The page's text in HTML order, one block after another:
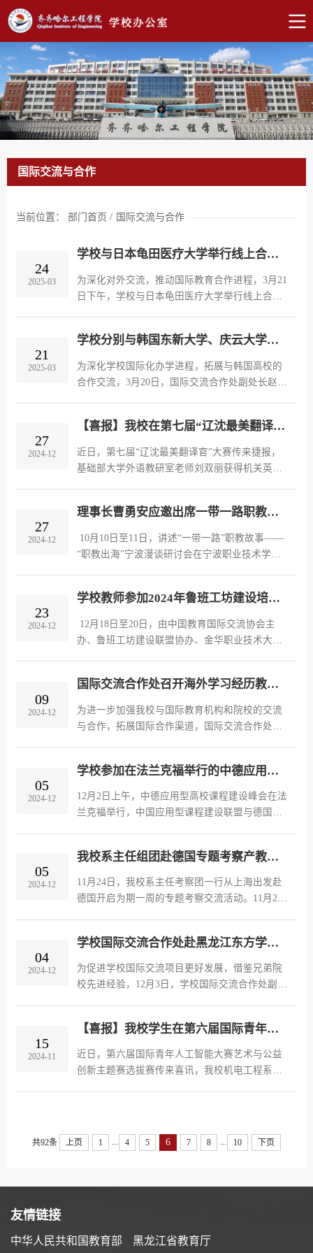
国际交流与合作
当前位置： 部门首页 / 国际交流与合作
24
2025-03
学校与日本龟田医疗大学举行线上合作拓展会谈
为深化对外交流，推动国际教育合作进程，3月21
日下午，学校与日本龟田医疗大学举行线上合作
冈本明美，翻译曹东光，学校院...
21
2025-03
学校分别与韩国东新大学、庆云大学举行线上合作交流会议
为深化学校国际化办学进程，拓展与韩国高校的
合作交流，3月20日，国际交流合作处副处长赵丹
特色，重点阐述了学校在工程类...
27
2024-12
【喜报】我校在第七届“辽沈最美翻译官”大赛获得佳绩
近日，第七届“辽沈最美翻译官”大赛传来捷报，
基础部大学外语教研室老师刘双丽获得机关英语
兴新篇章”为主题，决赛...
27
2024-12
理事长曹勇安应邀出席一带一路职教出海研讨会
10月10日至11日，讲述“一带一路”职教故事——
“职教出海”宁波漫谈研讨会在宁波职业技术学院
业技术学院主办，全国...
23
2024-12
学校教师参加2024年鲁班工坊建设培训班（非洲专场）
12月18日至20日，由中国教育国际交流协会主
办、鲁班工坊建设联盟协办、金华职业技术大学
导、外事负责人和国际教育学院...
09
2024-12
国际交流合作处召开海外学习经历教师交流会
为进一步加强我校与国际教育机构和院校的交流
与合作，拓展国际合作渠道，国际交流合作处于
主持，来自各系、部门具有海外...
05
2024-12
学校参加在法兰克福举行的中德应用型高校课程建设峰会
12月2日上午，中德应用型高校课程建设峰会在法
兰克福举行，中国应用型课程建设联盟与德国法
职业技术学院等院校机构相关负...
05
2024-12
我校系主任组团赴德国专题考察产教融合课程建设
11月24日，我校系主任考察团一行从上海出发赴
德国开启为期一周的专题考察交流活动。11月25
与未来人才能力模型和德国应用科...
04
2024-12
学校国际交流合作处赴黑龙江东方学院交流学习
为促进学校国际交流项目更好发展，借鉴兄弟院
校先进经验，12月3日，学校国际交流合作处副处
交谈中，双方各自分享了在国际...
15
2024-11
【喜报】我校学生在第六届国际青年人工智能大赛艺术与公益创新主题赛选拔赛斩获佳绩
近日，第六届国际青年人工智能大赛艺术与公益
创新主题赛选拔赛传来喜讯，我校机电工程系学
共92条 上页 1 4 5 6 7 8 10 下页
友情链接
中华人民共和国教育部 黑龙江省教育厅